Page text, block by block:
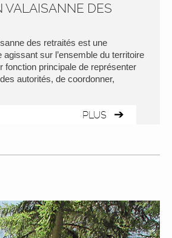
VALAISANNE DES
des retraités est une
agissant sur l’ensemble du territoire
fonction principale de représenter
autorités, de coordonner,
PLUS